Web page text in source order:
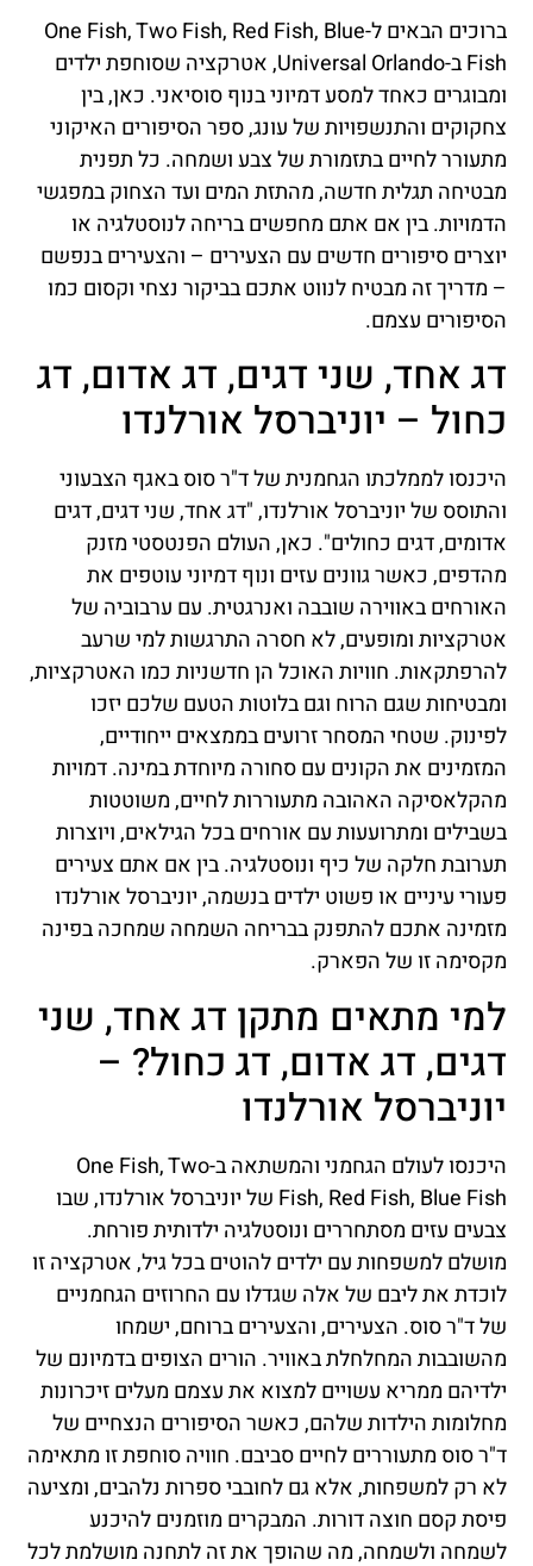
ברוכים הבאים ל-One Fish, Two Fish, Red Fish, Blue
Fish ב-Universal Orlando, אטרקציה שסוחפת ילדים
ומבוגרים כאחד למסע דמיוני בנוף סוסיאני. כאן, בין
צחקוקים והתנשפויות של עונג, ספר הסיפורים האיקוני
מתעורר לחיים בתזמורת של צבע ושמחה. כל תפנית
מבטיחה תגלית חדשה, מהתזת המים ועד הצחוק במפגשי
הדמויות. בין אם אתם מחפשים בריחה לנוסטלגיה או
יוצרים סיפורים חדשים עם הצעירים – והצעירים בנפשם
– מדריך זה מבטיח לנווט אתכם בביקור נצחי וקסום כמו
הסיפורים עצמם.
דג אחד, שני דגים, דג אדום, דג
כחול – יוניברסל אורלנדו
היכנסו לממלכתו הגחמנית של ד"ר סוס באגף הצבעוני
והתוסס של יוניברסל אורלנדו, "דג אחד, שני דגים, דגים
אדומים, דגים כחולים". כאן, העולם הפנטסטי מזנק
מהדפים, כאשר גוונים עזים ונוף דמיוני עוטפים את
האורחים באווירה שובבה ואנרגטית. עם ערבוביה של
אטרקציות ומופעים, לא חסרה התרגשות למי שרעב
להרפתקאות. חוויות האוכל הן חדשניות כמו האטרקציות,
ומבטיחות שגם הרוח וגם בלוטות הטעם שלכם יזכו
לפינוק. שטחי המסחר זרועים בממצאים ייחודיים,
המזמינים את הקונים עם סחורה מיוחדת במינה. דמויות
מהקלאסיקה האהובה מתעוררות לחיים, משוטטות
בשבילים ומתרועעות עם אורחים בכל הגילאים, ויוצרות
תערובת חלקה של כיף ונוסטלגיה. בין אם אתם צעירים
פעורי עיניים או פשוט ילדים בנשמה, יוניברסל אורלנדו
מזמינה אתכם להתפנק בבריחה השמחה שמחכה בפינה
מקסימה זו של הפארק.
למי מתאים מתקן דג אחד, שני
דגים, דג אדום, דג כחול? –
יוניברסל אורלנדו
היכנסו לעולם הגחמני והמשתאה ב-One Fish, Two
Fish, Red Fish, Blue Fish של יוניברסל אורלנדו, שבו
צבעים עזים מסתחררים ונוסטלגיה ילדותית פורחת.
מושלם למשפחות עם ילדים להוטים בכל גיל, אטרקציה זו
לוכדת את ליבם של אלה שגדלו עם החרוזים הגחמניים
של ד"ר סוס. הצעירים, והצעירים ברוחם, ישמחו
מהשובבות המחלחלת באוויר. הורים הצופים בדמיונם של
ילדיהם ממריא עשויים למצוא את עצמם מעלים זיכרונות
מחלומות הילדות שלהם, כאשר הסיפורים הנצחיים של
ד"ר סוס מתעוררים לחיים סביבם. חוויה סוחפת זו מתאימה
לא רק למשפחות, אלא גם לחובבי ספרות נלהבים, ומציעה
פיסת קסם חוצה דורות. המבקרים מוזמנים להיכנע
לשמחה ולשמחה, מה שהופך את זה לתחנה מושלמת לכל